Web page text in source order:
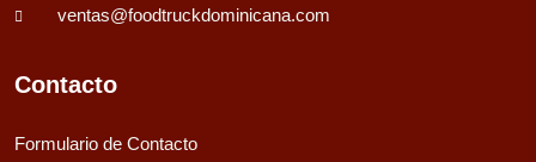
ventas@foodtruckdominicana.com
Contacto
Formulario de Contacto